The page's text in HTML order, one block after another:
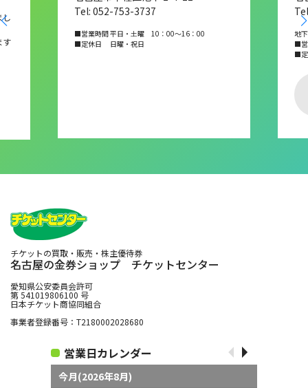
し
す
Tel: 052-753-3737
■営業時間 平日・土曜 10：00～16：00
■定休日 日曜・祝日
地
■営
■
チケットの買取・販売・株主優待券
名古屋の金券ショップ チケットセンター
愛知県公安委員会許可
第 541019806100 号
日本チケット商協同組合
事業者登録番号：T2180002028680
営業日カレンダー
今月(2026年8月)